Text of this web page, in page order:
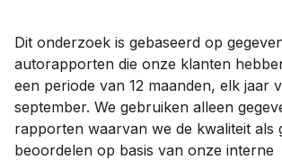
Dit onderzoek is gebaseerd op
autorapporten die onze klanten
een periode van 12 maanden, elk jaar
september. We gebruiken alleen
rapporten waarvan we de kwaliteit als
beoordelen op basis van onze interne